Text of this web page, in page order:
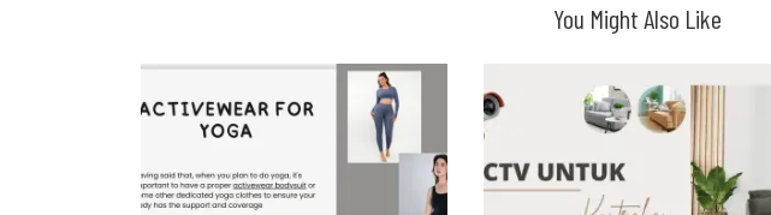
You Might Also Like